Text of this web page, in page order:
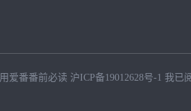
爱番番前必读 沪ICP备19012628号-1 我已